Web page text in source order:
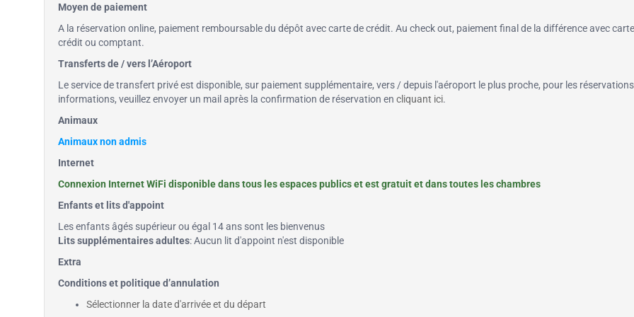
Moyen de paiement
A la réservation online, paiement remboursable du dépôt avec carte de crédit. Au check out, paiement final de la différence avec
crédit ou comptant.
Transferts de / vers l’Aéroport
Le service de transfert privé est disponible, sur paiement supplémentaire, vers / depuis l'aéroport le plus proche, pour les
informations, veuillez envoyer un mail après la confirmation de réservation en cliquant ici.
Animaux
Animaux non admis
Internet
Connexion Internet WiFi disponible dans tous les espaces publics et est gratuit et dans toutes les chambres
Enfants et lits d'appoint
Les enfants âgés supérieur ou égal 14 ans sont les bienvenus
Lits supplémentaires adultes: Aucun lit d'appoint n'est disponible
Extra
Conditions et politique d’annulation
Sélectionner la date d'arrivée et du départ